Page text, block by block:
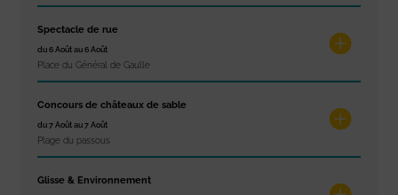
Spectacle de rue
du 6 Août au 6 Août
Place du Général de Gaulle
Concours de châteaux de sable
du 7 Août au 7 Août
Plage du passous
Glisse & Environnement